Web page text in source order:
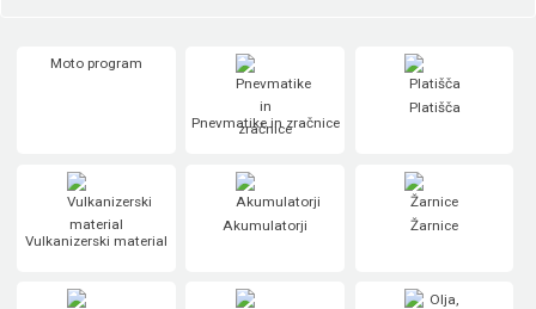
Moto program
Pnevmatike in zračnice
Platišča
Vulkanizerski material
Akumulatorji Žarnice